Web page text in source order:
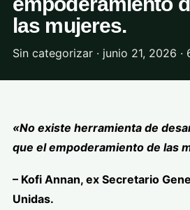
las mujeres.
Sin categorizar · junio 21, 2026 ·
«No existe herramienta de
que el empoderamiento de las
– Kofi Annan, ex Secretario
Unidas.